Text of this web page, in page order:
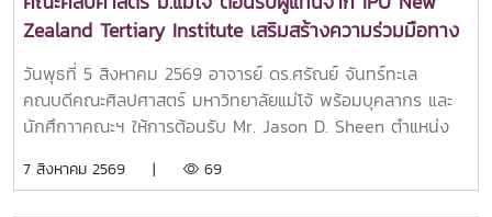
ศิลปศาสตร์ แม่โจ้
Zealand Tertiary Institute เสริมสร้างความร่วมมือทาง
วิชาการระดับนานาชาติ
วันพุธที่ 5 สิงหาคม 2569 อาจารย์ ดร.ศรัณย์ จันทร์ทะเล
คณบดีคณะศิลปศาสตร์ มหาวิทยาลัยแม่โจ้ พร้อมบุคลากร และ
นักศึกาาคณะฯ ให้การต้อนรับ Mr. Jason D. Sheen ตำแหน่ง
Institute ประเทศนิวซีแลนด์ ณ ห้อง 404 อาคารประเสริฐ ณ
7 สิงหาคม 2569 | 69